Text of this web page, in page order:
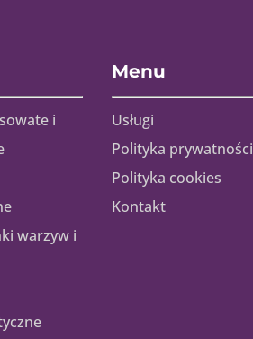
i
warzyw i
Menu
Usługi
Polityka prywatności
Polityka cookies
Kontakt